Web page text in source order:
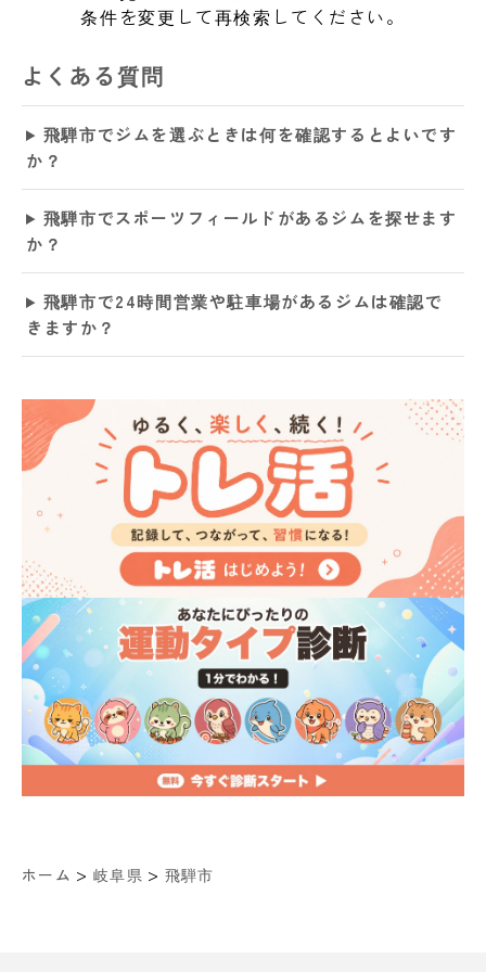
条件を変更して再検索してください。
よくある質問
飛騨市でジムを選ぶときは何を確認するとよいです
か？
飛騨市でスポーツフィールドがあるジムを探せます
か？
飛騨市で24時間営業や駐車場があるジムは確認で
きますか？
ホーム > 岐阜県 > 飛騨市